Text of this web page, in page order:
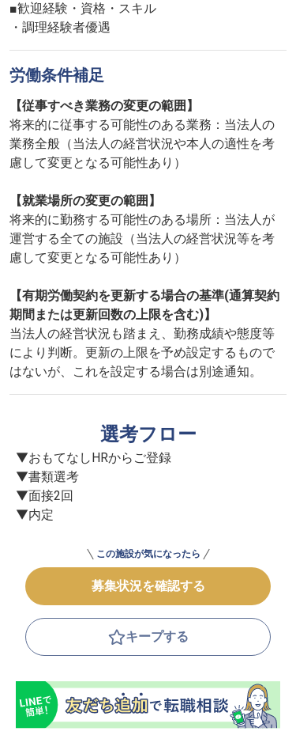
■歓迎経験・資格・スキル
・調理経験者優遇
労働条件補足
【従事すべき業務の変更の範囲】
将来的に従事する可能性のある業務：当法人の
業務全般（当法人の経営状況や本人の適性を考
慮して変更となる可能性あり）
【就業場所の変更の範囲】
将来的に勤務する可能性のある場所：当法人が
運営する全ての施設（当法人の経営状況等を考
慮して変更となる可能性あり）
【有期労働契約を更新する場合の基準(通算契約
期間または更新回数の上限を含む)】
当法人の経営状況も踏まえ、勤務成績や態度等
により判断。更新の上限を予め設定するもので
はないが、これを設定する場合は別途通知。
選考フロー
▼おもてなしHRからご登録
▼書類選考
▼面接2回
▼内定
この施設が気になったら
募集状況を確認する
キープする